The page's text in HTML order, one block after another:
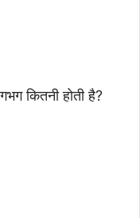
कितनी होती है?